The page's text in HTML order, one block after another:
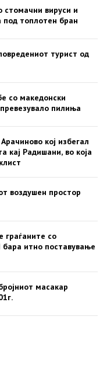
стомачни вируси и
под топлотен бран
турист од
со македонски
пилиња
кој избегал
кај Радишани, во која
воздушен простор
граѓаните со
итно поставување
масакар